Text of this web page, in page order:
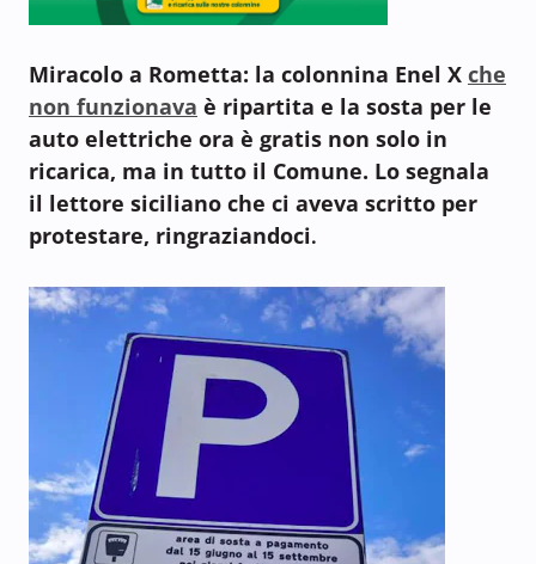
Miracolo a Rometta: la colonnina Enel X che
non funzionava è ripartita e la sosta per le
auto elettriche ora è gratis non solo in
ricarica, ma in tutto il Comune. Lo segnala
il lettore siciliano che ci aveva scritto per
protestare, ringraziandoci.